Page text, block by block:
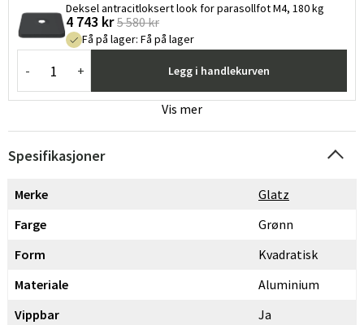
Deksel antracitloksert look for parasollfot M4, 180 kg
4 743 kr 5 580 kr
Få på lager: Få på lager
- + Legg i handlekurven
Vis mer
Spesifikasjoner
Merke
Glatz
Farge
Grønn
Form
Kvadratisk
Materiale
Aluminium
Vippbar
Ja